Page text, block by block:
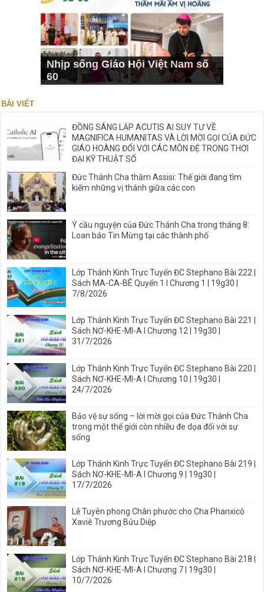
Nhịp sống Giáo Hội Việt Nam số
60
BÀI VIẾT
ĐỒNG SÁNG LẬP ACUTIS AI SUY TƯ VỀ
MAGNIFICA HUMANITAS VÀ LỜI MỜI GỌI CỦA ĐỨC
GIÁO HOÀNG ĐỐI VỚI CÁC MÔN ĐỆ TRONG THỜI
ĐẠI KỸ THUẬT SỐ
Đức Thánh Cha thăm Assisi: Thế giới đang tìm
kiếm những vị thánh giữa các con
Ý cầu nguyện của Đức Thánh Cha trong tháng 8:
Loan báo Tin Mừng tại các thành phố
Lớp Thánh Kinh Trực Tuyến ĐC Stephano Bài 222 |
Sách MA-CA-BÊ Quyển 1 I Chương 1 | 19g30 |
7/8/2026
Lớp Thánh Kinh Trực Tuyến ĐC Stephano Bài 221 |
Sách NƠ-KHE-MI-A I Chương 12 | 19g30 |
31/7/2026
Lớp Thánh Kinh Trực Tuyến ĐC Stephano Bài 220 |
Sách NƠ-KHE-MI-A I Chương 10 | 19g30 |
24/7/2026
Bảo vệ sự sống – lời mời gọi của Đức Thánh Cha
trong một thế giới còn nhiều đe dọa đối với sự
sống
Lớp Thánh Kinh Trực Tuyến ĐC Stephano Bài 219 |
Sách NƠ-KHE-MI-A I Chương 9 | 19g30 |
17/7/2026
Lễ Tuyên phong Chân phước cho Cha Phanxicô
Xaviê Trương Bửu Diệp
Lớp Thánh Kinh Trực Tuyến ĐC Stephano Bài 218 |
Sách NƠ-KHE-MI-A I Chương 7 | 19g30 |
10/7/2026